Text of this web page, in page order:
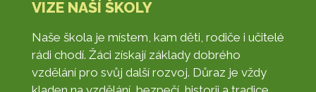
VIZE NAŠÍ ŠKOLY
Naše škola je místem, kam děti, rodiče i učitelé
rádi chodí. Žáci získají základy dobrého
vzdělání pro svůj další rozvoj. Důraz je vždy